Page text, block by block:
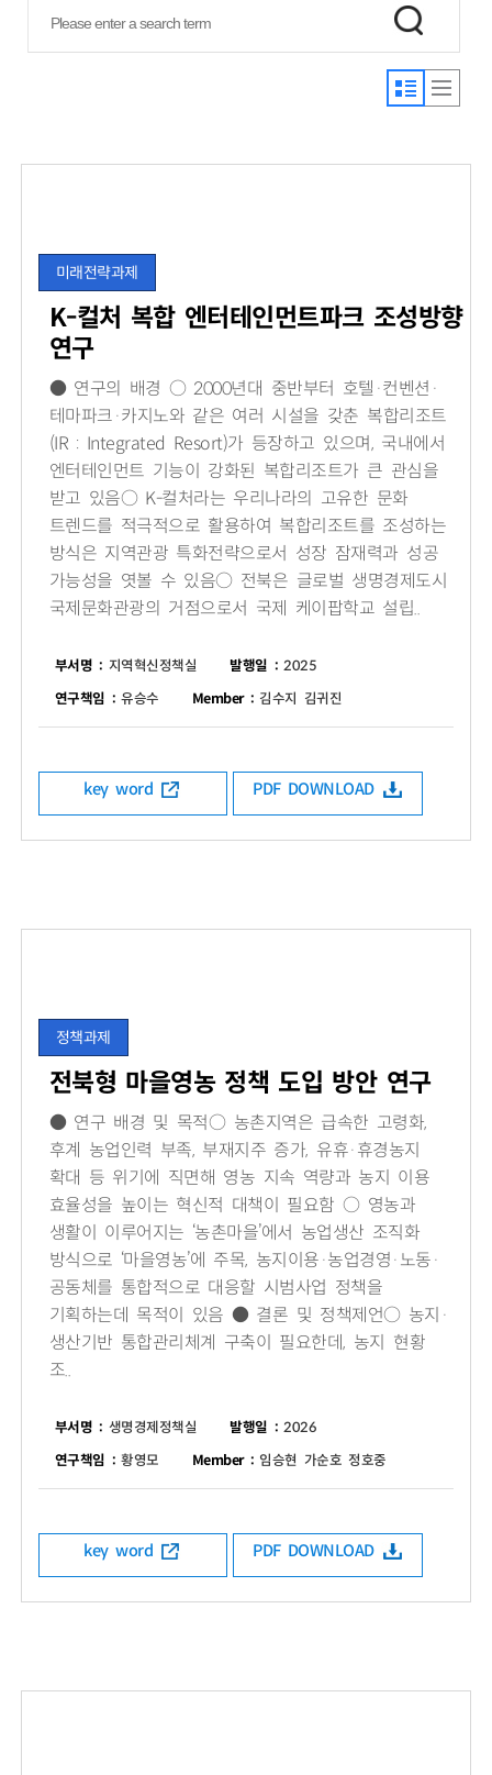
미래전략과제
K-컬처 복합 엔터테인먼트파크 조성방향
연구
● 연구의 배경 ○ 2000년대 중반부터 호텔·컨벤션·
테마파크·카지노와 같은 여러 시설을 갖춘 복합리조트
(IR : Integrated Resort)가 등장하고 있으며, 국내에서
엔터테인먼트 기능이 강화된 복합리조트가 큰 관심을
받고 있음○ K-컬처라는 우리나라의 고유한 문화
트렌드를 적극적으로 활용하여 복합리조트를 조성하는
방식은 지역관광 특화전략으로서 성장 잠재력과 성공
가능성을 엿볼 수 있음○ 전북은 글로벌 생명경제도시
국제문화관광의 거점으로서 국제 케이팝학교 설립..
부서명 : 지역혁신정책실 발행일 : 2025
연구책임 : 유승수 Member : 김수지 김귀진
key word PDF DOWNLOAD
정책과제
전북형 마을영농 정책 도입 방안 연구
● 연구 배경 및 목적○ 농촌지역은 급속한 고령화,
후계 농업인력 부족, 부재지주 증가, 유휴·휴경농지
확대 등 위기에 직면해 영농 지속 역량과 농지 이용
효율성을 높이는 혁신적 대책이 필요함 ○ 영농과
생활이 이루어지는 ‘농촌마을’에서 농업생산 조직화
방식으로 ‘마을영농’에 주목, 농지이용·농업경영·노동·
공동체를 통합적으로 대응할 시범사업 정책을
기획하는데 목적이 있음 ● 결론 및 정책제언○ 농지·
생산기반 통합관리체계 구축이 필요한데, 농지 현황
조..
부서명 : 생명경제정책실 발행일 : 2026
연구책임 : 황영모 Member : 임승현 가순호 정호중
key word PDF DOWNLOAD